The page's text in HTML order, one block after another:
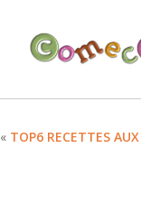
« TOP6 RECETTES